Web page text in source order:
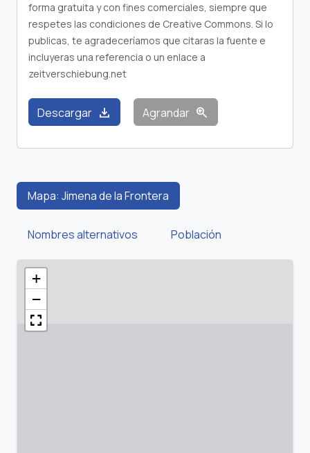
forma gratuita y con fines comerciales, siempre que
respetes las condiciones de Creative Commons. Si lo
publicas, te agradeceríamos que citaras la fuente e
incluyeras una referencia o un enlace a
zeitverschiebung.net
Descargar download Agrandar zoom_in
Mapa: Jimena de la Frontera
Nombres alternativos Población
+
−